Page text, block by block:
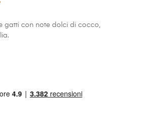
gatti con note dolci di cocco,